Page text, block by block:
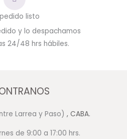
listo
y lo despachamos
24/48 hrs hábiles.
Larrea y Paso) , CABA.
de 9:00 a 17:00 hrs.